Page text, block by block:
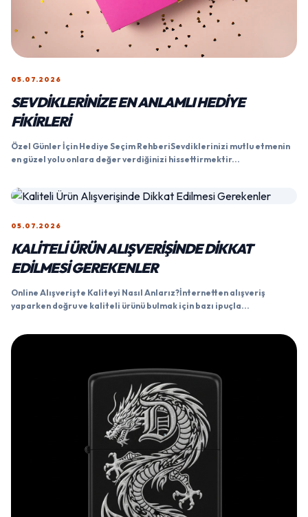
05.07.2026
SEVDIKLERINIZE EN ANLAMLI HEDIYE
FIKIRLERI
Özel Günler İçin Hediye Seçim RehberiSevdiklerinizi mutlu etmenin
en güzel yolu onlara değer verdiğinizi hissettirmektir...
05.07.2026
KALITELI ÜRÜN ALIŞVERIŞINDE DIKKAT
EDILMESI GEREKENLER
Online Alışverişte Kaliteyi Nasıl Anlarız?İnternetten alışveriş
yaparken doğru ve kaliteli ürünü bulmak için bazı ipuçla...